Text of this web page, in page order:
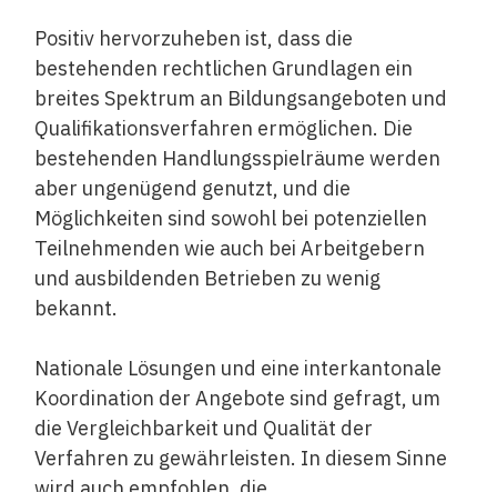
Positiv hervorzuheben ist, dass die
bestehenden rechtlichen Grundlagen ein
breites Spektrum an Bildungsangeboten und
Qualifikationsverfahren ermöglichen. Die
bestehenden Handlungsspielräume werden
aber ungenügend genutzt, und die
Möglichkeiten sind sowohl bei potenziellen
Teilnehmenden wie auch bei Arbeitgebern
und ausbildenden Betrieben zu wenig
bekannt.
Nationale Lösungen und eine interkantonale
Koordination der Angebote sind gefragt, um
die Vergleichbarkeit und Qualität der
Verfahren zu gewährleisten. In diesem Sinne